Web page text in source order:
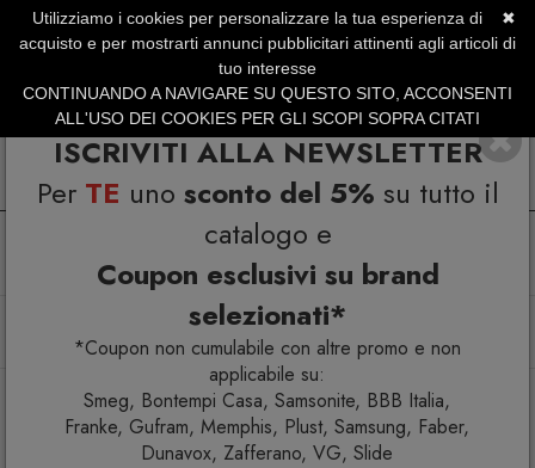
ISCRIVITI ALLA NEWSLETTER
Per TE uno sconto del 5% su tutto il
catalogo e
Coupon esclusivi su brand
selezionati*
*Coupon non cumulabile con altre promo e non
applicabile su:
Smeg, Bontempi Casa, Samsonite, BBB Italia,
Franke, Gufram, Memphis, Plust, Samsung, Faber,
Dunavox, Zafferano, VG, Slide
SERVIZIO CLIENTI +39.0773.470.562
SUMMER SALES | Fino al 31 Agosto
Arredo interno
Poltrone e chaise longue
Gufram Alvar Chaise longue
✖
Utilizziamo i cookies per personalizzare la tua esperienza di
acquisto e per mostrarti annunci pubblicitari attinenti agli articoli di
tuo interesse
CONTINUANDO A NAVIGARE SU QUESTO SITO, ACCONSENTI
ALL'USO DEI COOKIES PER GLI SCOPI SOPRA CITATI